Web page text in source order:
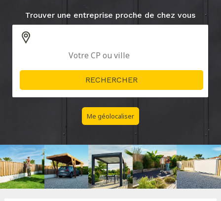
Trouver une entreprise proche de chez vous
Me géolocaliser